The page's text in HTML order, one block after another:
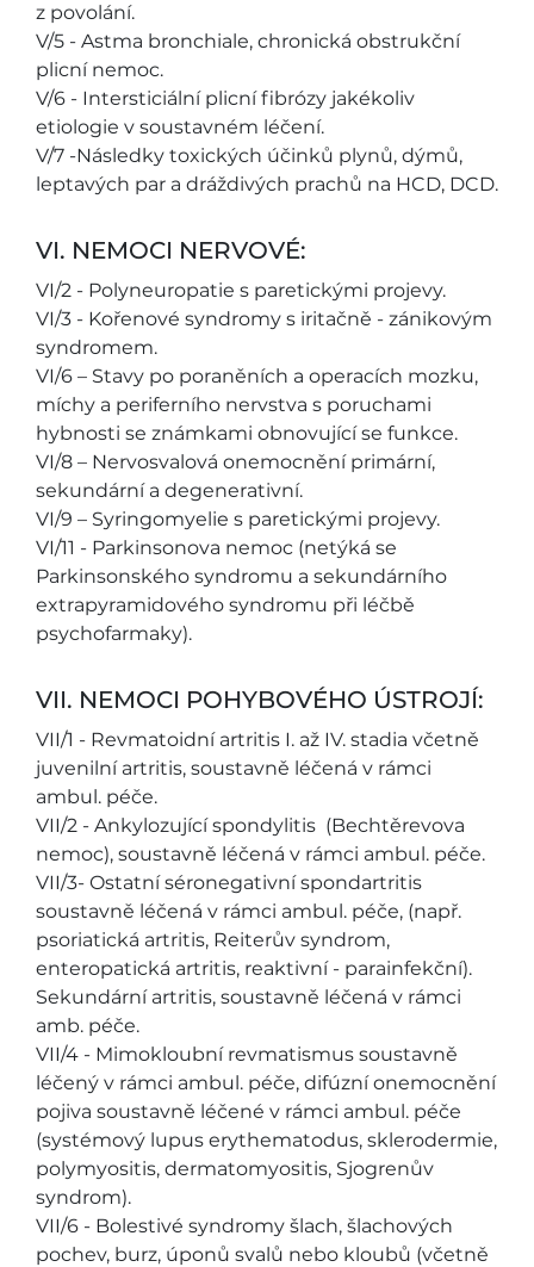
z povolání.
V/5 - Astma bronchiale, chronická obstrukční
plicní nemoc.
V/6 - Intersticiální plicní fibrózy jakékoliv
etiologie v soustavném léčení.
V/7 -Následky toxických účinků plynů, dýmů,
leptavých par a dráždivých prachů na HCD, DCD.
VI. NEMOCI NERVOVÉ:
VI/2 - Polyneuropatie s paretickými projevy.
VI/3 - Kořenové syndromy s iritačně - zánikovým
syndromem.
VI/6 – Stavy po poraněních a operacích mozku,
míchy a periferního nervstva s poruchami
hybnosti se známkami obnovující se funkce.
VI/8 – Nervosvalová onemocnění primární,
sekundární a degenerativní.
VI/9 – Syringomyelie s paretickými projevy.
VI/11 - Parkinsonova nemoc (netýká se
Parkinsonského syndromu a sekundárního
extrapyramidového syndromu při léčbě
psychofarmaky).
VII. NEMOCI POHYBOVÉHO ÚSTROJÍ:
VII/1 - Revmatoidní artritis I. až IV. stadia včetně
juvenilní artritis, soustavně léčená v rámci
ambul. péče.
VII/2 - Ankylozující spondylitis (Bechtěrevova
nemoc), soustavně léčená v rámci ambul. péče.
VII/3- Ostatní séronegativní spondartritis
soustavně léčená v rámci ambul. péče, (např.
psoriatická artritis, Reiterův syndrom,
enteropatická artritis, reaktivní - parainfekční).
Sekundární artritis, soustavně léčená v rámci
amb. péče.
VII/4 - Mimokloubní revmatismus soustavně
léčený v rámci ambul. péče, difúzní onemocnění
pojiva soustavně léčené v rámci ambul. péče
(systémový lupus erythematodus, sklerodermie,
polymyositis, dermatomyositis, Sjogrenův
syndrom).
VII/6 - Bolestivé syndromy šlach, šlachových
pochev, burz, úponů svalů nebo kloubů (včetně